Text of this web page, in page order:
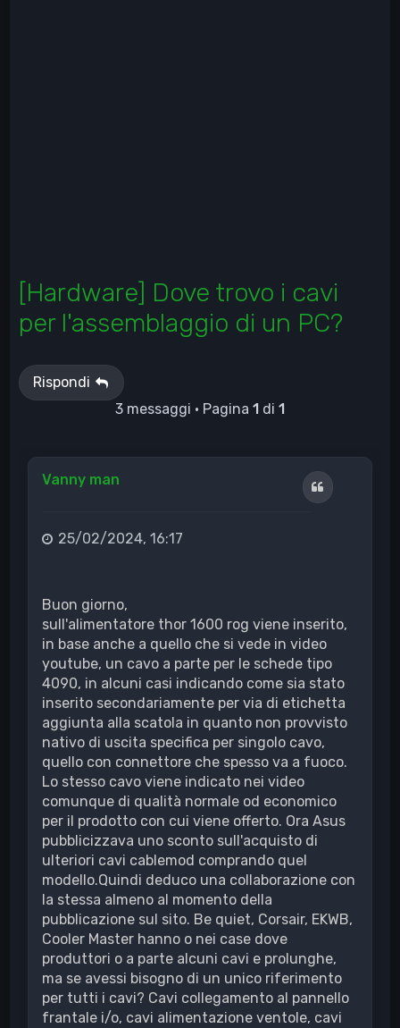
[Hardware] Dove trovo i cavi
per l'assemblaggio di un PC?
Rispondi
3 messaggi • Pagina 1 di 1
Vanny man Cita
25/02/2024, 16:17
Buon giorno,
sull'alimentatore thor 1600 rog viene inserito,
in base anche a quello che si vede in video
youtube, un cavo a parte per le schede tipo
4090, in alcuni casi indicando come sia stato
inserito secondariamente per via di etichetta
aggiunta alla scatola in quanto non provvisto
nativo di uscita specifica per singolo cavo,
quello con connettore che spesso va a fuoco.
Lo stesso cavo viene indicato nei video
comunque di qualità normale od economico
per il prodotto con cui viene offerto. Ora Asus
pubblicizzava uno sconto sull'acquisto di
ulteriori cavi cablemod comprando quel
modello.Quindi deduco una collaborazione con
la stessa almeno al momento della
pubblicazione sul sito. Be quiet, Corsair, EKWB,
Cooler Master hanno o nei case dove
produttori o a parte alcuni cavi e prolunghe,
ma se avessi bisogno di un unico riferimento
per tutti i cavi? Cavi collegamento al pannello
frantale i/o, cavi alimentazione ventole, cavi